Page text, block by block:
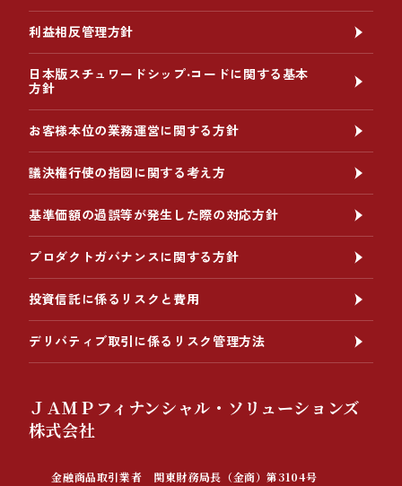
利益相反管理方針
日本版スチュワードシップ‧コードに関する基本
方針
お客様本位の業務運営に関する方針
議決権行使の指図に関する考え方
基準価額の過誤等が発生した際の対応方針
プロダクトガバナンスに関する方針
投資信託に係るリスクと費用
デリバティブ取引に係るリスク管理方法
ＪＡＭＰフィナンシャル・ソリューションズ
株式会社
金融商品取引業者 関東財務局長（金商）第3104号